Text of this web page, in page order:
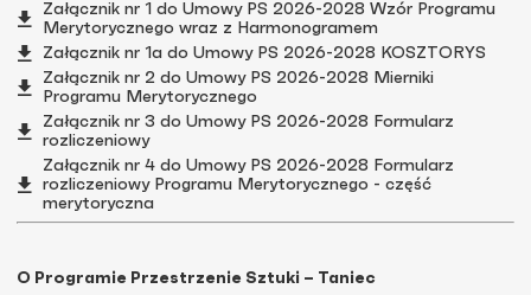
Załącznik nr 1 do Umowy PS 2026-2028 Wzór Programu
Merytorycznego wraz z Harmonogramem
Załącznik nr 1a do Umowy PS 2026-2028 KOSZTORYS
Załącznik nr 2 do Umowy PS 2026-2028 Mierniki
Programu Merytorycznego
Załącznik nr 3 do Umowy PS 2026-2028 Formularz
rozliczeniowy
Załącznik nr 4 do Umowy PS 2026-2028 Formularz
rozliczeniowy Programu Merytorycznego - część
merytoryczna
O Programie Przestrzenie Sztuki – Taniec